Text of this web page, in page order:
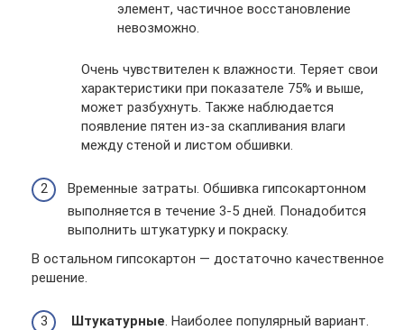
элемент, частичное восстановление
невозможно.
Очень чувствителен к влажности. Теряет свои
характеристики при показателе 75% и выше,
может разбухнуть. Также наблюдается
появление пятен из-за скапливания влаги
между стеной и листом обшивки.
Временные затраты. Обшивка гипсокартонном
выполняется в течение 3-5 дней. Понадобится
выполнить штукатурку и покраску.
В остальном гипсокартон — достаточно качественное
решение.
Штукатурные. Наиболее популярный вариант.